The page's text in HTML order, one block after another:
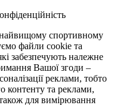
спортивному
файли cookie та
забезпечують належне
Вашої згоди –
реклами, тобто
контенту та реклами,
для вимірювання